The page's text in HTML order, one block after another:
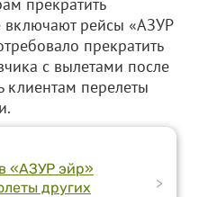
включают рейсы «АЗУР
прекратить
с вылетами после
клиентам перелеты
«АЗУР эйр»
других
>